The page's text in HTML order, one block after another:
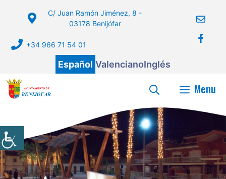
C/ Juan Ramón Jiménez, 8 -
03178 Benijófar
+34 966 71 54 01
Español ValencianoInglés
Menu